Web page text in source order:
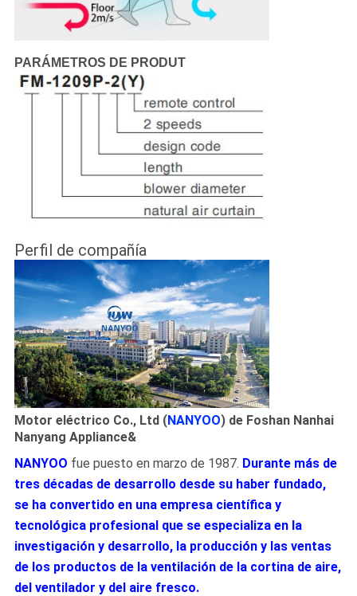
PARÁMETROS DE PRODUT
Perfil de compañía
Motor eléctrico Co., Ltd (NANYOO) de Foshan Nanhai
Nanyang Appliance&
NANYOO fue puesto en marzo de 1987. Durante más de
tres décadas de desarrollo desde su haber fundado,
se ha convertido en una empresa científica y
tecnológica profesional que se especializa en la
investigación y desarrollo, la producción y las ventas
de los productos de la ventilación de la cortina de aire,
del ventilador y del aire fresco.